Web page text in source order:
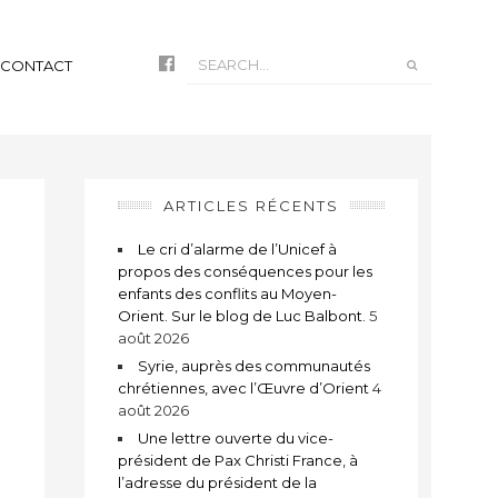
CONTACT
ARTICLES RÉCENTS
Le cri d’alarme de l’Unicef à
propos des conséquences pour les
enfants des conflits au Moyen-
Orient. Sur le blog de Luc Balbont. 5
août 2026
Syrie, auprès des communautés
chrétiennes, avec l’Œuvre d’Orient 4
août 2026
Une lettre ouverte du vice-
président de Pax Christi France, à
l’adresse du président de la